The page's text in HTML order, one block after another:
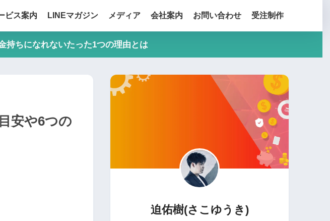
ビス案内 LINEマガジン メディア 会社案内 お問い合わせ 受注制作
持ちになれないたった1つの理由とは
安や6つの
迫佑樹(さこゆうき)